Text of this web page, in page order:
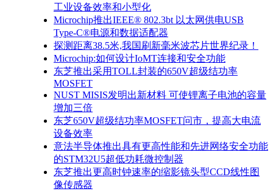
工业设备效率和小型化
Microchip推出IEEE® 802.3bt 以太网供电USB
Type-C®电源和数据适配器
探测距离38.5米,我国刷新毫米波芯片世界纪录！
Microchip:如何设计IoMT连接和安全功能
东芝推出采用TOLL封装的650V超级结功率
MOSFET
NUST MISIS发明出新材料 可使锂离子电池的容量
增加三倍
东芝650V超级结功率MOSFET问市，提高大电流
设备效率
意法半导体推出具有更高性能和先进网络安全功能
的STM32U5超低功耗微控制器
东芝推出更高时钟速率的缩影镜头型CCD线性图
像传感器